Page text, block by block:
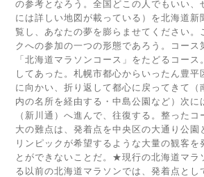
の参考となろう。全国どこの人でもいい、
には詳しい地図が載っている）を北海道新
覧し、あなたの夢を膨らませてください。
クへの参加の一つの形態であろう。コース
「北海道マラソンコース」をたどるコース
してあった。札幌市都心からいったん豊平
に向かい、折り返して都心に戻ってきて（
内の名所を経由する・中島公園など）次に
（新川通）へ進んで、往復する。整った
大の難点は、発着点を中央区の大通り公園
リンピックが希望するような大量の観客を
とができないことだ。★現行の北海道マラ
る以前の北海道マラソンでは、発着点とし